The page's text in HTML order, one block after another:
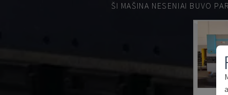
ŠI MAŠINA NESENIAI BUVO